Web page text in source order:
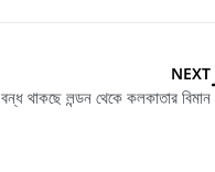
NEXT
বন্ধ থাকছে লন্ডন থেকে কলকাতার বিমান